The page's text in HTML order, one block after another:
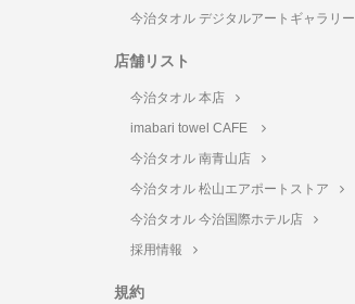
今治タオル デジタルアートギャラリー
店舗リスト
今治タオル 本店
imabari towel CAFE
今治タオル 南青山店
今治タオル 松山エアポートストア
今治タオル 今治国際ホテル店
採用情報
規約